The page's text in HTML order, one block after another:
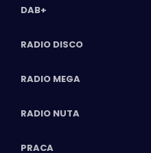
DAB+
RADIO DISCO
RADIO MEGA
RADIO NUTA
PRACA